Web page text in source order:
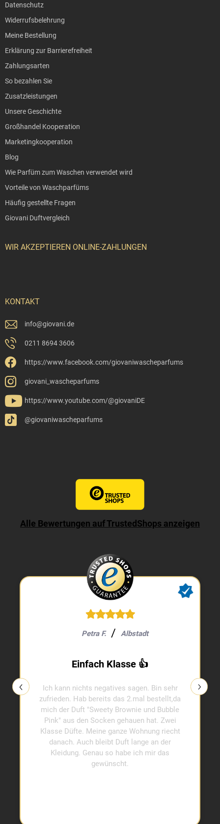
Datenschutz
Widerrufsbelehrung
Meine Bestellung
Erklärung zur Barrierefreiheit
Zahlungsarten
So bezahlen Sie
Zusatzleistungen
Unsere Geschichte
Großhandel Kooperation
Marketingkooperation
Blog
Wie Parfüm zum Waschen verwendet wird
Vorteile von Waschparfüms
Häufig gestellte Fragen
Giovani Duftvergleich
WIR AKZEPTIEREN ONLINE-ZAHLUNGEN
KONTAKT
info@giovani.de
0211 8694 3606
https://www.facebook.com/giovaniwascheparfums
giovani_wascheparfums
https://www.youtube.com/@giovaniDE
@giovaniwascheparfums
Alle Bewertungen auf TrustedShops anzeigen
Petra F. Albstadt
Einfach Klasse 👍
Ich kann nichts negatives sagen. Bin sehr
zufrieden. Hab bereits das 2.mal bestellt,da
mich der Duft "Sweety Brownie und Bubble
Pink" aus den Socken gehauen hat. Zwei
Klasse Düfte. Meine ganze Wohnung riecht
danach. Auch bleibt Duft lange an der
Kleidung. Genau so habe ich mir das
gewünscht.